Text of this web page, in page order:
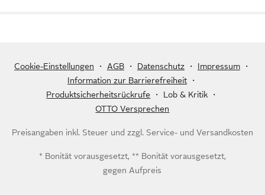
Cookie-Einstellungen ・ AGB ・ Datenschutz ・ Impressum
・
Information zur Barrierefreiheit
・
Produktsicherheitsrückrufe
・ Lob & Kritik
・
OTTO Versprechen
Preisangaben inkl. Steuer und zzgl. Service- und Versandkosten
* Bonität vorausgesetzt, ** Bonität vorausgesetzt,
gegen Aufpreis